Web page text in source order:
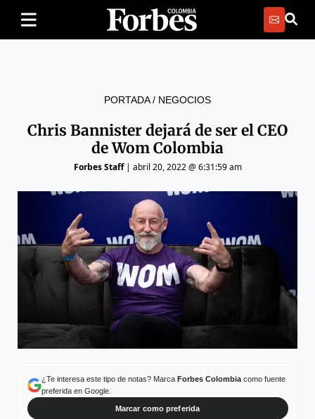
PORTADA/ NEGOCIOS
Chris Bannister dejará de ser el CEO
de Wom Colombia
Forbes Staff| abril 20, 2022 @ 6:31:59 am
¿Te interesa este tipo de notas? Marca Forbes Colombiacomo fuente
preferida en Google.
Marcar como preferida